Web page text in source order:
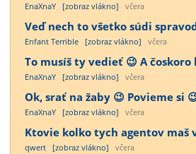
EnaXnaY [zobraz vlákno] včera
Veď nech to všetko súdi
Enfant Terrible [zobraz vlákno] včera
To musíš ty vedieť 😉 A
EnaXnaY [zobraz vlákno] včera
Ok, srať na žaby 😉 Povieme si
EnaXnaY [zobraz vlákno] včera
Ktovie kolko tych agentov maš
qwert [zobraz vlákno] včera